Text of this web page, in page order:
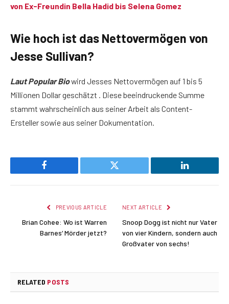
von Ex-Freundin Bella Hadid bis Selena Gomez
Wie hoch ist das Nettovermögen von
Jesse Sullivan?
Laut Popular Biowird Jesses Nettovermögen auf 1 bis 5
Millionen Dollar geschätzt . Diese beeindruckende Summe
stammt wahrscheinlich aus seiner Arbeit als Content-
Ersteller sowie aus seiner Dokumentation.
Facebook Twitter LinkedIn
PREVIOUS ARTICLE
Brian Cohee: Wo ist Warren
Barnes‘ Mörder jetzt?
NEXT ARTICLE
Snoop Dogg ist nicht nur Vater
von vier Kindern, sondern auch
Großvater von sechs!
RELATED POSTS